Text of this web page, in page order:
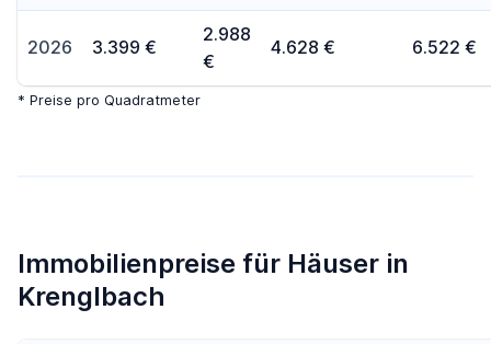
2026 3.399 €
2.988
€
4.628 € 6.522 €
* Preise pro Quadratmeter
Immobilienpreise für Häuser in
Krenglbach